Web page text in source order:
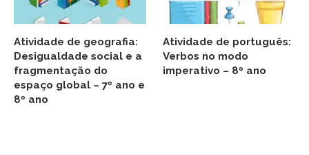
Atividade de geografia:
Desigualdade social e a
fragmentação do
espaço global – 7º ano e
8º ano
Atividade de português:
Verbos no modo
imperativo – 8º ano